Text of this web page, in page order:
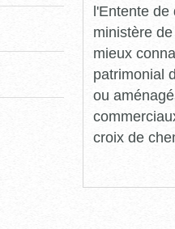
l'Entente de
ministère
mieux
patrimonial
ou
croix de